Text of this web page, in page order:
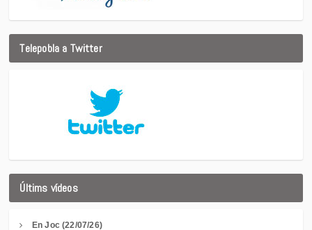
Telepobla a Twitter
Últims vídeos
En Joc (22/07/26)